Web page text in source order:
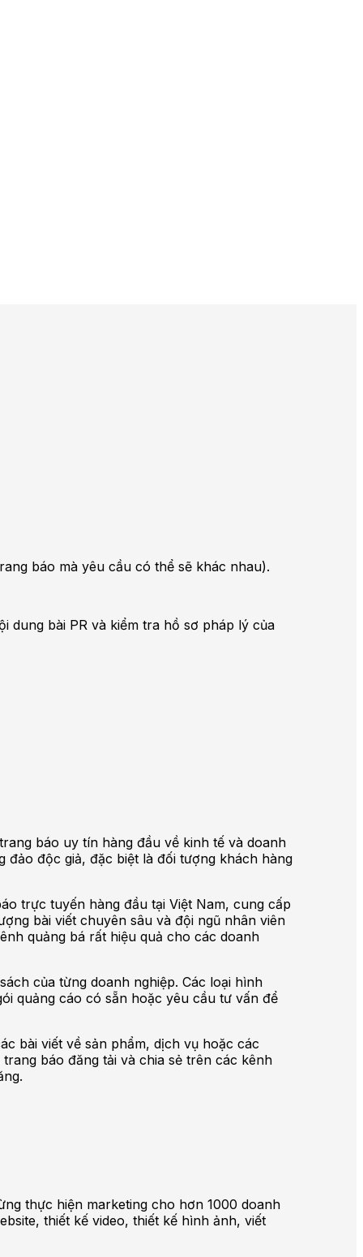
báo mà yêu cầu có thể sẽ khác nhau).
dung bài PR và kiểm tra hồ sơ pháp lý của
báo uy tín hàng đầu về kinh tế và doanh
đảo độc giả, đặc biệt là đối tượng khách hàng
trực tuyến hàng đầu tại Việt Nam, cung cấp
bài viết chuyên sâu và đội ngũ nhân viên
quảng bá rất hiệu quả cho các doanh
của từng doanh nghiệp. Các loại hình
quảng cáo có sẵn hoặc yêu cầu tư vấn để
bài viết về sản phẩm, dịch vụ hoặc các
báo đăng tải và chia sẻ trên các kênh
thực hiện marketing cho hơn 1000 doanh
thiết kế video, thiết kế hình ảnh, viết